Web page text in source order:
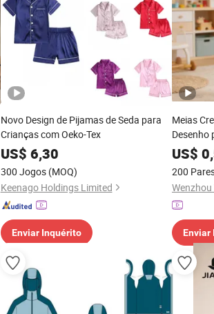
Novo Design de Pijamas de Seda para
Crianças com Oeko-Tex
US$ 6,30
300 Jogos (MOQ)
Keenago Holdings Limited
Enviar Inquérito
Meias
Desenho
Guarda-
US$
200
Enviar